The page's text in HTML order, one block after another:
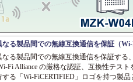
なる製品間での無線互換通信を保証（
なる製品間での無線互換通信を保証する
Fi Alliance の厳格な認証、互換性テス
する「Wi-FiCERTIFIED」ロゴを持つ製